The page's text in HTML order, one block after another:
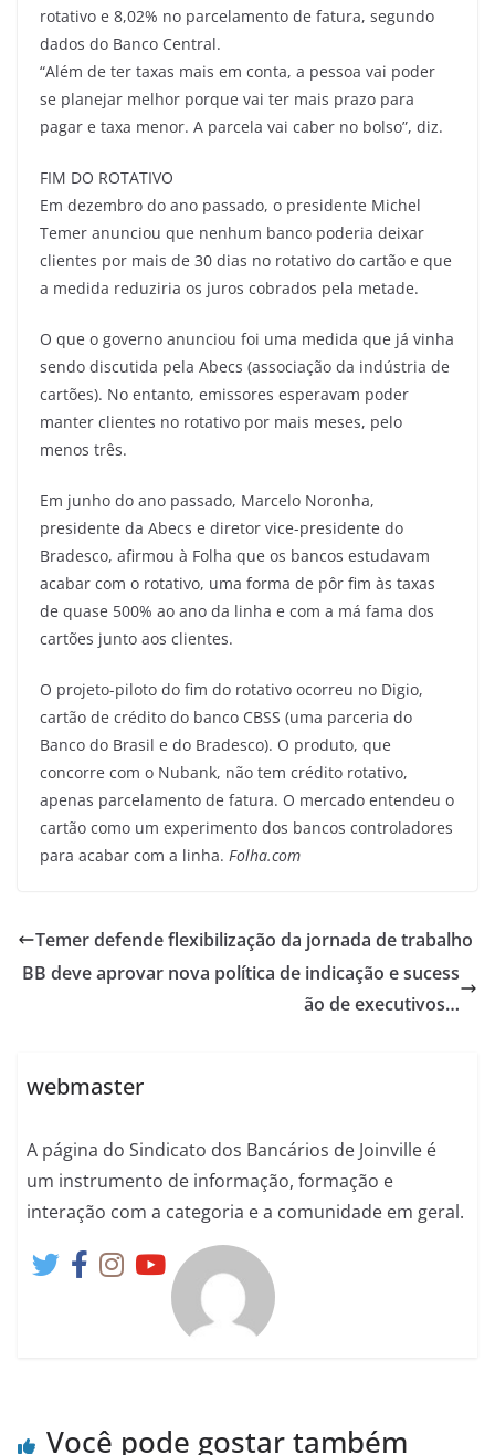
rotativo e 8,02% no parcelamento de fatura, segundo
dados do Banco Central.
“Além de ter taxas mais em conta, a pessoa vai poder
se planejar melhor porque vai ter mais prazo para
pagar e taxa menor. A parcela vai caber no bolso”, diz.
FIM DO ROTATIVO
Em dezembro do ano passado, o presidente Michel
Temer anunciou que nenhum banco poderia deixar
clientes por mais de 30 dias no rotativo do cartão e que
a medida reduziria os juros cobrados pela metade.
O que o governo anunciou foi uma medida que já vinha
sendo discutida pela Abecs (associação da indústria de
cartões). No entanto, emissores esperavam poder
manter clientes no rotativo por mais meses, pelo
menos três.
Em junho do ano passado, Marcelo Noronha,
presidente da Abecs e diretor vice-presidente do
Bradesco, afirmou à Folha que os bancos estudavam
acabar com o rotativo, uma forma de pôr fim às taxas
de quase 500% ao ano da linha e com a má fama dos
cartões junto aos clientes.
O projeto-piloto do fim do rotativo ocorreu no Digio,
cartão de crédito do banco CBSS (uma parceria do
Banco do Brasil e do Bradesco). O produto, que
concorre com o Nubank, não tem crédito rotativo,
apenas parcelamento de fatura. O mercado entendeu o
cartão como um experimento dos bancos controladores
para acabar com a linha. Folha.com
Temer defende flexibilização da jornada de trabalho
BB deve aprovar nova política de indicação e sucess
ão de executivos…
webmaster
A página do Sindicato dos Bancários de Joinville é
um instrumento de informação, formação e
interação com a categoria e a comunidade em geral.
Você pode gostar também